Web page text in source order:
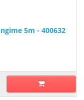
5m - 400632